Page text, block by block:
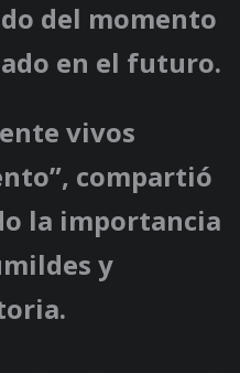
del momento
en el futuro.
vivos
compartió
la importancia
y